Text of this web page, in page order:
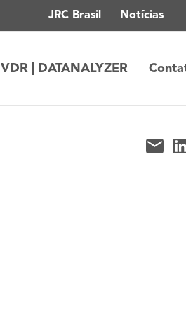
JRC Brasil Notícias
VDR | DATANALYZER